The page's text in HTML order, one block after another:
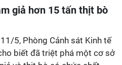
giả hơn 15 tấn thịt bò
5, Phòng Cảnh sát Kinh tế
biết đã triệt phá một cơ sở